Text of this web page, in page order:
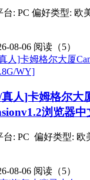
: PC 偏好类型: 欧
08-06 阅读（5）
人]卡姆格尔大
浏览器
台: PC 偏好类型: 欧
08-06 阅读（5）